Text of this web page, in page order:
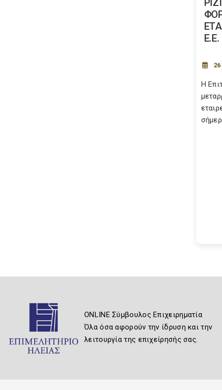
Ε.Ε.
Η
ONLINE Σύμβουλος Επιχειρηματία
Όλα όσα αφορούν την ίδρυση και την
λειτουργία της επιχείρησής σας.